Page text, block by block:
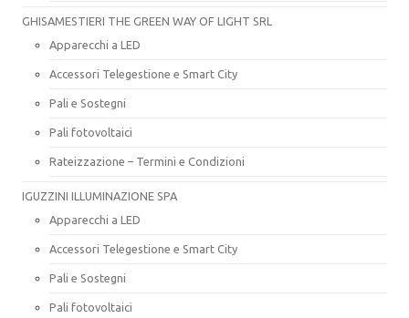
GHISAMESTIERI THE GREEN WAY OF LIGHT SRL
Apparecchi a LED
Accessori Telegestione e Smart City
Pali e Sostegni
Pali fotovoltaici
Rateizzazione – Termini e Condizioni
IGUZZINI ILLUMINAZIONE SPA
Apparecchi a LED
Accessori Telegestione e Smart City
Pali e Sostegni
Pali fotovoltaici